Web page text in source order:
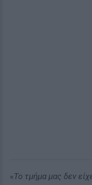
«Το τμήμα μας δεν